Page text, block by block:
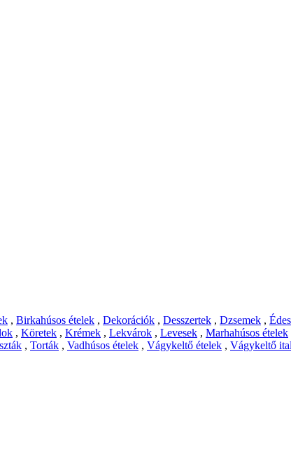
, Birkahúsos ételek , Dekorációk , Desszertek , Dzsemek ,
, Köretek , Krémek , Lekvárok , Levesek , Marhahúsos ételek
, Torták , Vadhúsos ételek , Vágykeltő ételek , Vágykeltő